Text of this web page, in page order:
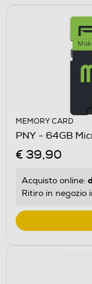
MEMORY CARD
PNY - 64GB
€ 39,90
Acquisto online:
Ritiro in negozio